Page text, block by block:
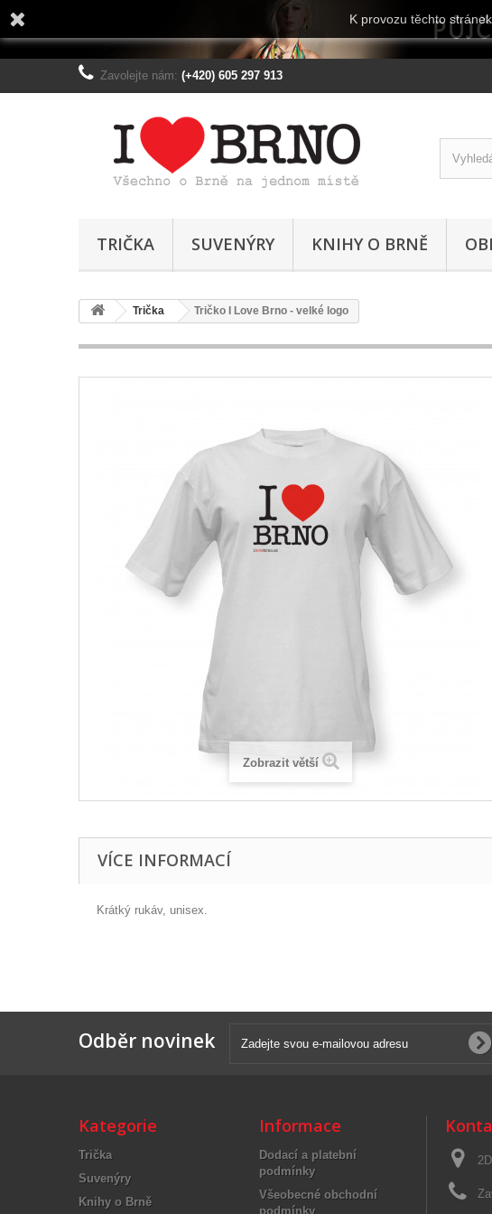
Zavolejte nám: (+420) 605 297 913
TRIČKA SUVENÝRY KNIHY O BRNĚ
Trička Tričko I Love Brno - velké logo
Zobrazit větší
VÍCE INFORMACÍ
Krátký rukáv, unisex.
Odběr novinek
Kategorie
Trička
Suvenýry
Knihy o Brně
Informace
Dodací a platební
podmínky
Všeobecné obchodní
podmínky
K provozu těchto